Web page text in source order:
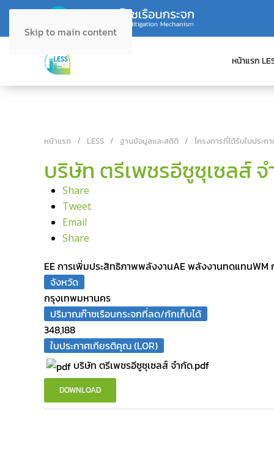
Skip to main content
หน้าแรก
หน้าแรก LESS ฐานข้อมูลและสถิติ โครงการที่ได้รับใบประ
บริษัท ตรีเพชรอีซูซุเซลส์
Share
Tweet
Email
Share
EE การเพิ่มประสิทธิภาพพลังงานAE พลังงานทดแทนWM
จังหวัด
กรุงเทพมหานคร
ปริมาณก๊าซเรือนกระจกที่ลด/กักเก็บได้
348,188
ใบประกาศเกียรติคุณ (LOR)
บริษัท ตรีเพชรอีซูซุเซลส์ จำกัด.pdf
DOWNLOAD